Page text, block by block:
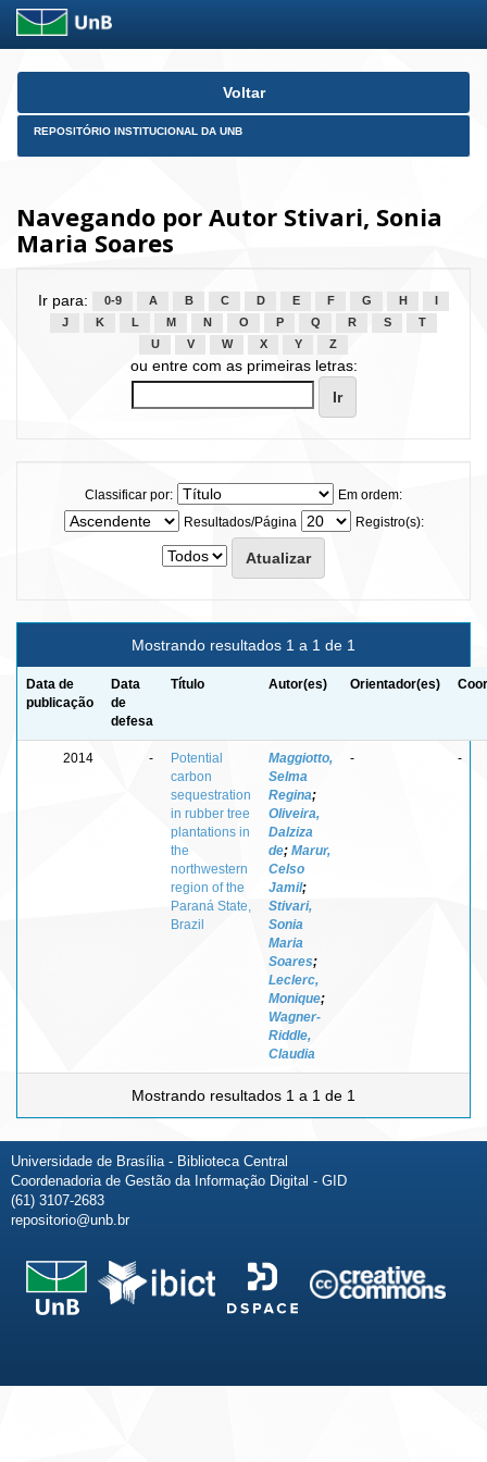
Skip
Voltar
REPOSITÓRIO INSTITUCIONAL DA UNB
Navegando por Autor Stivari, Sonia
Maria Soares
Ir para: 0-9 A B C D E F G H
J
K L M N O P Q R S
T
U
V W X Y Z
ou entre com as primeiras letras:
Classificar por:
Em ordem:
Resultados/Página
Registro(s):
Mostrando resultados 1 a 1 de 1
Data de
publicação
Data
de
defesa
Título Autor(es) Orientador(es)
2014 -
Potential
carbon
sequestration
in rubber tree
plantations in
the
northwestern
region of the
Paraná State,
Brazil
Maggiotto,
Selma
Regina;
Oliveira,
Dalziza
de; Marur,
Celso
Jamil;
Stivari,
Sonia
Maria
Soares;
Leclerc,
Monique;
Wagner-
Riddle,
Claudia
- -
Mostrando resultados 1 a 1 de 1
Universidade de Brasília - Biblioteca Central
Coordenadoria de Gestão da Informação Digital - GID
(61) 3107-2683
repositorio@unb.br